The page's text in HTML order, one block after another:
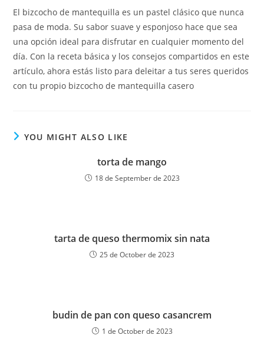
El bizcocho de mantequilla es un pastel clásico que nunca
pasa de moda. Su sabor suave y esponjoso hace que sea
una opción ideal para disfrutar en cualquier momento del
día. Con la receta básica y los consejos compartidos en este
artículo, ahora estás listo para deleitar a tus seres queridos
con tu propio bizcocho de mantequilla casero
YOU MIGHT ALSO LIKE
torta de mango
18 de September de 2023
tarta de queso thermomix sin nata
25 de October de 2023
budin de pan con queso casancrem
1 de October de 2023